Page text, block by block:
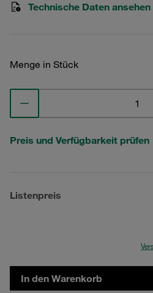
Technische Daten ansehen
Menge in Stück
Preis und Verfügbarkeit prüfen
Listenpreis
In den Warenkorb